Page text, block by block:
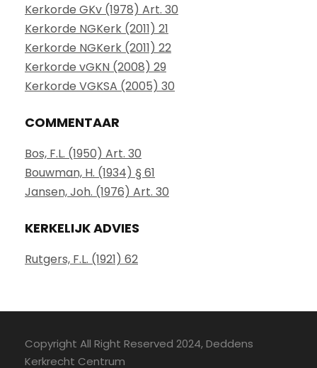
Kerkorde GKv (1978) Art. 30
Kerkorde NGKerk (2011) 21
Kerkorde NGKerk (2011) 22
Kerkorde vGKN (2008) 29
Kerkorde VGKSA (2005) 30
COMMENTAAR
Bos, F.L. (1950) Art. 30
Bouwman, H. (1934) § 61
Jansen, Joh. (1976) Art. 30
KERKELIJK ADVIES
Rutgers, F.L. (1921) 62
Copyright All Right Reserved 2024, Deddens
Kerkrecht Centrum